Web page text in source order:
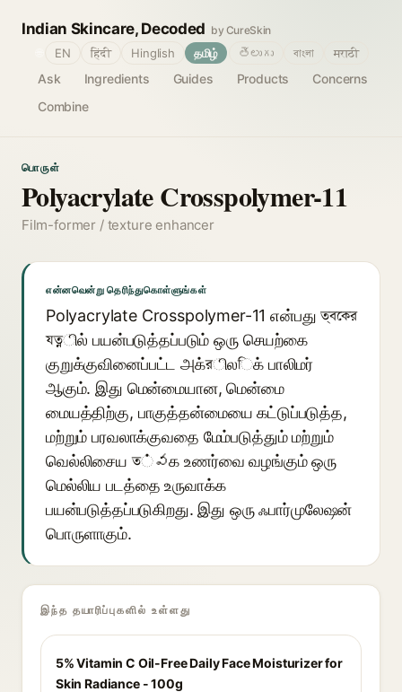
Indian Skincare, Decoded by CureSkin
Ask Ingredients Guides Products
Concerns
Combine
EN हिंदी Hinglish தமிழ் తెలుగు বাংলা मराठी
பொருள்
Polyacrylate Crosspolymer-11
Film-former / texture enhancer
என்னவென்று தெரிந்துகொள்ளுங்கள்
Polyacrylate Crosspolymer-11 என்பது ত্বকের
যত্নில் பயன்படுத்தப்படும் ஒரு செயற்கை
குறுக்குவினைப்பட்ட அக்রிலিக் பாலிமர்
ஆகும். இது மென்மையான, மென்மை
மையத்திற்கு, பாகுத்தன்மையை கட்டுப்படுத்த,
மற்றும் பரவலாக்குவதை மேம்படுத்தும் மற்றும்
வெல்லிசைய ত்వக உணர்வை வழங்கும் ஒரு
மெல்லிய படத்தை உருவாக்க
பயன்படுத்தப்படுகிறது. இது ஒரு ஃபார்முலேஷன்
பொருளாகும்.
இந்த தயாரிப்புகளில் உள்ளது
5% Vitamin C Oil-Free Daily Face Moisturizer for
Skin Radiance - 100g